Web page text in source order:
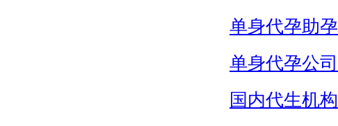
单身代孕助孕
单身代孕公司
国内代生机构